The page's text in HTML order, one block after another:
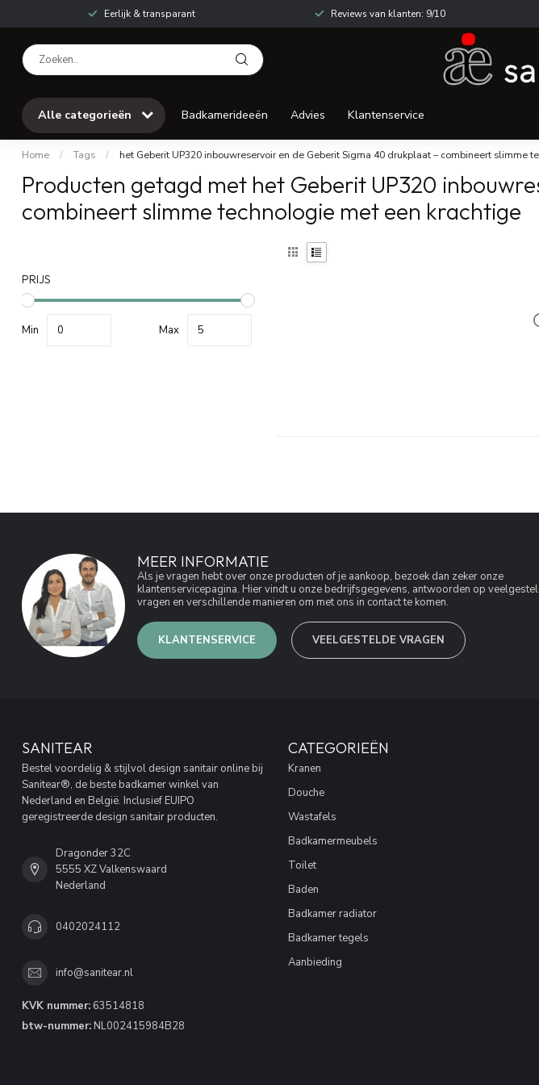
Eerlijk & transparant Reviews van klanten: 9/10
Alle categorieën Badkamerideeën Advies Klantenservice
Home / Tags / het Geberit UP320 inbouwreservoir en de Geberit Sigma 40 drukplaat – combineert slimme
Producten getagd met het Geberit UP320
combineert slimme technologie met een krachtige
PRIJS
Min Max
MEER INFORMATIE
Als je vragen hebt over onze producten of je aankoop, bezoek dan zeker onze
klantenservicepagina. Hier vindt u onze bedrijfsgegevens, antwoorden op
vragen en verschillende manieren om met ons in contact te komen.
KLANTENSERVICE VEELGESTELDE VRAGEN
SANITEAR
Bestel voordelig & stijlvol design sanitair online bij
Sanitear®, de beste badkamer winkel van
Nederland en België. Inclusief EUIPO
geregistreerde design sanitair producten.
Dragonder 32C
5555 XZ Valkenswaard
Nederland
0402024112
info@sanitear.nl
KVK nummer: 63514818
btw-nummer: NL002415984B28
CATEGORIEËN
Kranen
Douche
Wastafels
Badkamermeubels
Toilet
Baden
Badkamer radiator
Badkamer tegels
Aanbieding